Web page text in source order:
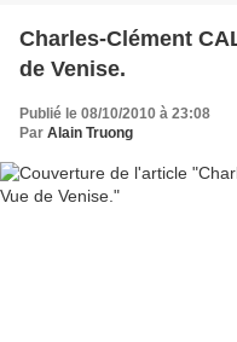
Charles-Clément
de Venise.
Publié le 08/10/2010 à 23:08
Par Alain Truong